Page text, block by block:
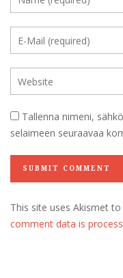
Tallenna nimeni,
selaimeen seuraavaa
This site uses Akismet
comment data is